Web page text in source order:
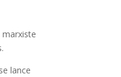
marxiste
lance